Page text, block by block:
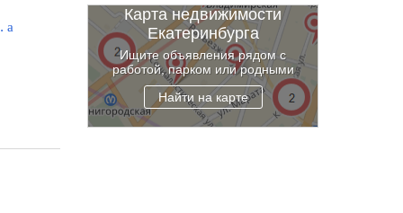
a
Карта недвижимости
Екатеринбурга
Ищите объявления рядом с
работой, парком или родными
Найти на карте